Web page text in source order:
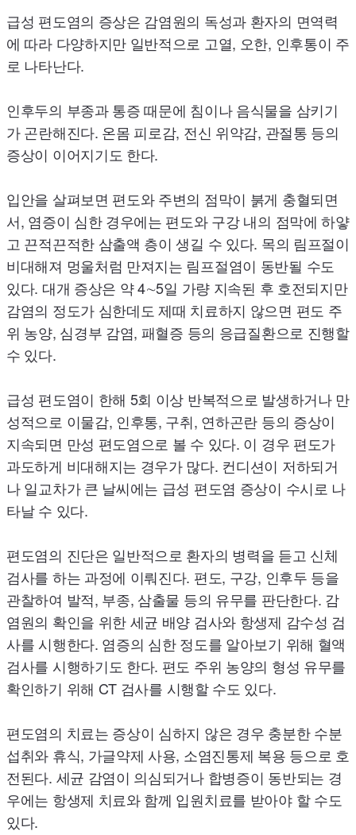
급성 편도염의 증상은 감염원의 독성과 환자의 면역력
에 따라 다양하지만 일반적으로 고열, 오한, 인후통이 주
로 나타난다.
인후두의 부종과 통증 때문에 침이나 음식물을 삼키기
가 곤란해진다. 온몸 피로감, 전신 위약감, 관절통 등의
증상이 이어지기도 한다.
입안을 살펴보면 편도와 주변의 점막이 붉게 충혈되면
서, 염증이 심한 경우에는 편도와 구강 내의 점막에 하얗
고 끈적끈적한 삼출액 층이 생길 수 있다. 목의 림프절이
비대해져 멍울처럼 만져지는 림프절염이 동반될 수도
있다. 대개 증상은 약 4∼5일 가량 지속된 후 호전되지만
감염의 정도가 심한데도 제때 치료하지 않으면 편도 주
위 농양, 심경부 감염, 패혈증 등의 응급질환으로 진행할
수 있다.
급성 편도염이 한해 5회 이상 반복적으로 발생하거나 만
성적으로 이물감, 인후통, 구취, 연하곤란 등의 증상이
지속되면 만성 편도염으로 볼 수 있다. 이 경우 편도가
과도하게 비대해지는 경우가 많다. 컨디션이 저하되거
나 일교차가 큰 날씨에는 급성 편도염 증상이 수시로 나
타날 수 있다.
편도염의 진단은 일반적으로 환자의 병력을 듣고 신체
검사를 하는 과정에 이뤄진다. 편도, 구강, 인후두 등을
관찰하여 발적, 부종, 삼출물 등의 유무를 판단한다. 감
염원의 확인을 위한 세균 배양 검사와 항생제 감수성 검
사를 시행한다. 염증의 심한 정도를 알아보기 위해 혈액
검사를 시행하기도 한다. 편도 주위 농양의 형성 유무를
확인하기 위해 CT 검사를 시행할 수도 있다.
편도염의 치료는 증상이 심하지 않은 경우 충분한 수분
섭취와 휴식, 가글약제 사용, 소염진통제 복용 등으로 호
전된다. 세균 감염이 의심되거나 합병증이 동반되는 경
우에는 항생제 치료와 함께 입원치료를 받아야 할 수도
있다.